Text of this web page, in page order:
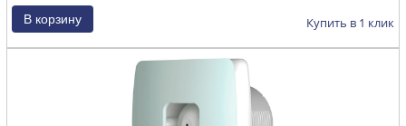
Купить в 1 клик